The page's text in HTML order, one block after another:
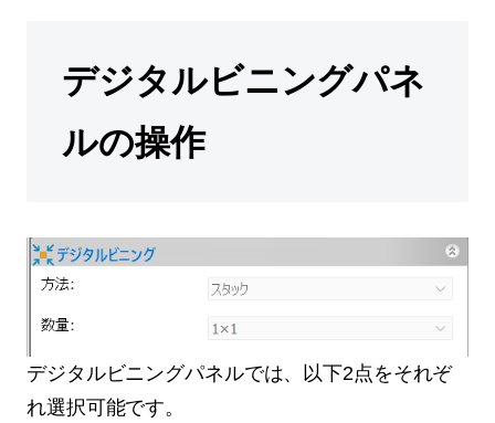
デジタルビニングパネ
ルの操作
デジタルビニングパネルでは、以下2点をそれぞ
れ選択可能です。